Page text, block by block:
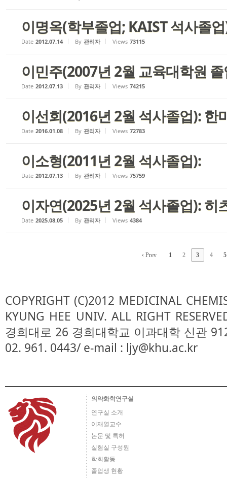
이명옥(학부졸업; KAIST 석사졸
Date 2012.07.14 By 관리자 Views 73115
이민주(2007년 2월 교육대학원
Date 2012.07.13 By 관리자 Views 74215
이선회(2016년 2월 석사졸업): 한
Date 2016.01.08 By 관리자 Views 72783
이소형(2011년 2월 석사졸업):
Date 2012.07.13 By 관리자 Views 75759
이자연(2025년 2월 석사졸업): 히
Date 2025.08.05 By 관리자 Views 4384
‹ Prev 1 2 3 4 5
COPYRIGHT (C)2012 MEDICINAL
KYUNG HEE UNIV. ALL RIGHT
경희대로 26 경희대학교 이과대학 신관
02. 961. 0443/ e-mail : ljy@khu.ac.kr
의약화학연구실
연구실 소개
이재열교수
논문 및 특허
실험실 구성원
학회활동
졸업생 현황